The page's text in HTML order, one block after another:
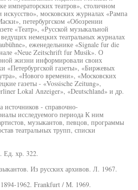
императорских театров», столичном
искусство», московских журналах «Рампа
петербургском «Обозрении
«Театр», «Русской музыкальной
немецких театральных журналах
еженедельнике «Signale fur die
«Neue Zeitschrift fur Musik». О
жизни информировали своих
«Петербургской газеты», «Биржевых
«Нового времени», «Московских
газеты - «Vossische Zeitung»,
Lokal Anzeiger», «Deutschland» и др.
источников - справочно-
исследуемого периода К ним
музыкантов, певцов, программы
театральных трупп, списки
хр. 322.
Из русских архивов. Л. 1967.
1962. Frankfurt / M. 1969.